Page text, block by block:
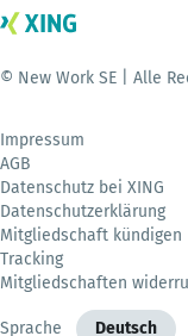
© New Work SE | Alle
Impressum
AGB
Datenschutz bei XING
Datenschutzerklärung
Mitgliedschaft kündigen
Tracking
Mitgliedschaften
Sprache Deutsch